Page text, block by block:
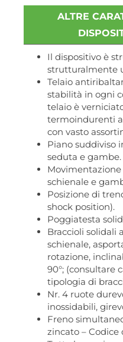
ALTRE
Il dispositivo è
strutturalmente
Telaio
stabilità in ogni
telaio è
termoindurenti
con vasto
Piano suddiviso
seduta e gambe.
schienale e
Posizione di
shock position).
Poggiatesta
Braccioli solidali
schienale,
rotazione,
90°; (consultare
tipologia di
Nr. 4 ruote
inossidabili,
Freno
zincato – Codice